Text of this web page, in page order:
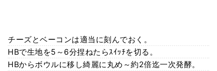
チーズとベーコンは適当に刻んでおく。
HBで生地を5～6分捏ねたらｽｲｯﾁを切る。
HBからボウルに移し綺麗に丸め～約2倍迄一次発酵。